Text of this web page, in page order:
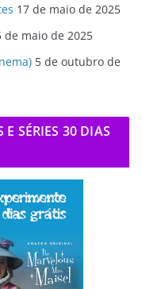
17 de maio de 2025
de maio de 2025
5 de outubro de
SÉRIES 30 DIAS